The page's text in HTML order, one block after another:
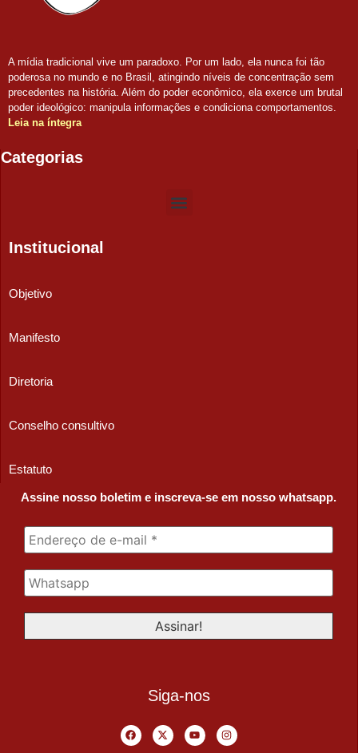
A mídia tradicional vive um paradoxo. Por um lado, ela nunca foi tão
poderosa no mundo e no Brasil, atingindo níveis de concentração sem
precedentes na história. Além do poder econômico, ela exerce um brutal
poder ideológico: manipula informações e condiciona comportamentos.
Leia na íntegra
Categorias
Institucional
Objetivo
Manifesto
Diretoria
Conselho consultivo
Estatuto
Assine nosso boletim e inscreva-se em nosso whatsapp.
Siga-nos